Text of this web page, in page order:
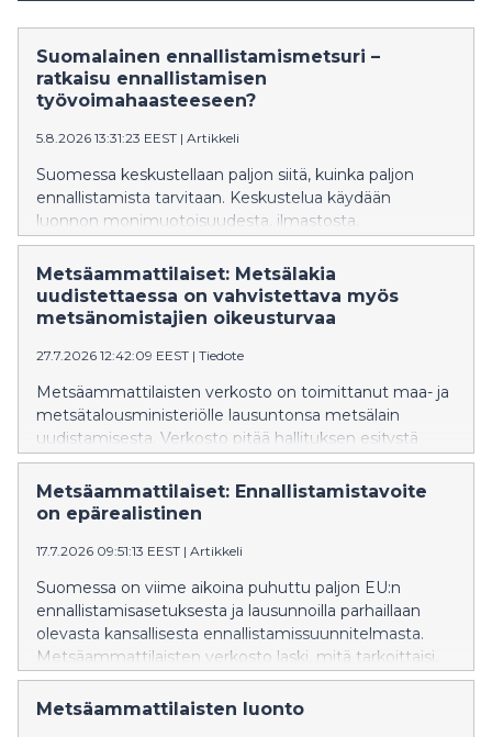
Suomalainen ennallistamismetsuri –
ratkaisu ennallistamisen
työvoimahaasteeseen?
5.8.2026 13:31:23 EEST | Artikkeli
Suomessa keskustellaan paljon siitä, kuinka paljon
ennallistamista tarvitaan. Keskustelua käydään
luonnon monimuotoisuudesta, ilmastosta,
kustannuksista ja tavoitteista. Yksi kysymys jää
kuitenkin yllättävän vähälle huomiolle: Kuka tekee
ennallistamistyöt?
Metsäammattilaiset: Metsälakia
uudistettaessa on vahvistettava myös
metsänomistajien oikeusturvaa
27.7.2026 12:42:09 EEST | Tiedote
Metsäammattilaisten verkosto on toimittanut maa- ja
metsätalousministeriölle lausuntonsa metsälain
uudistamisesta. Verkosto pitää hallituksen esitystä
pääosin onnistuneena, mutta katsoo, että
lakiuudistuksessa on samalla vahvistettava
metsänomistajien ja metsäammattilaisten
Metsäammattilaisten mukaan suomalaiset metsät
vain silloin, kun niitä voidaan hoitaa pitkäjänteisesti
tutkimukseen perustuen ja omaisuudensuojaa
kunnioittaen.
Metsäammattilaiset: Ennallistamistavoite
on epärealistinen
17.7.2026 09:51:13 EEST | Artikkeli
Suomessa on viime aikoina puhuttu paljon EU:n
ennallistamisasetuksesta ja lausunnoilla parhaillaan
olevasta kansallisesta ennallistamissuunnitelmasta.
Metsäammattilaisten verkosto laski, mitä tarkoittaisi,
että kolmasosa Suomesta voitaisiin ennallistaa vuoden
2030 loppuun mennessä. Laskelma paljastaa
Metsäammattilaisten luonto